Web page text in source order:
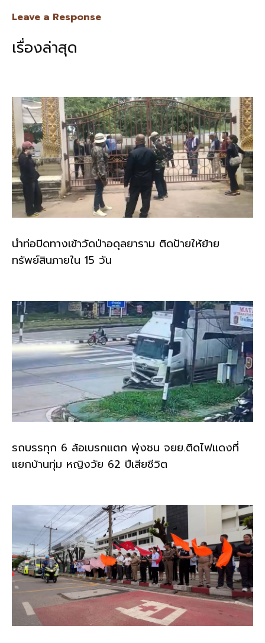
k
Leave a Response
เรื่องล่าสุด
นำท่อปิดทางเข้าวัดป่าอดุลยาราม ติดป้ายให้ย้าย
ทรัพย์สินภายใน 15 วัน
รถบรรทุก 6 ล้อเบรกแตก พุ่งชน จยย.ติดไฟแดงที่
แยกบ้านทุ่ม หญิงวัย 62 ปีเสียชีวิต